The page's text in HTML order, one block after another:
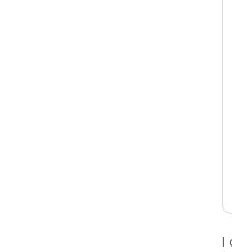
I